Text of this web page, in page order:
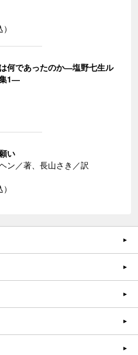
何であったのか―塩野七生ル
1―
い
ン／著、長山さき／訳